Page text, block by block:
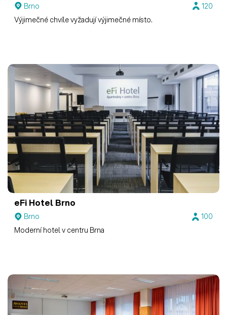
Brno
120
Výjimečné chvíle vyžadují výjimečné místo.
eFi Hotel Brno
Brno
100
Moderní hotel v centru Brna